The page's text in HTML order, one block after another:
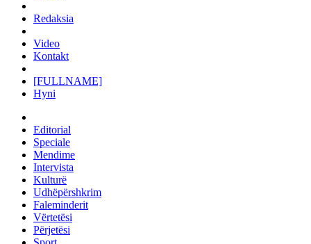
Redaksia
Video
Kontakt
[FULLNAME]
Hyni
Editorial
Speciale
Mendime
Intervista
Kulturë
Udhëpërshkrim
Faleminderit
Vërtetësi
Përjetësi